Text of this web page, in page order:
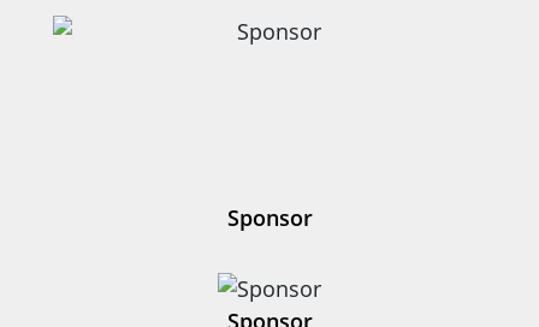
Sponsor
Sponsor